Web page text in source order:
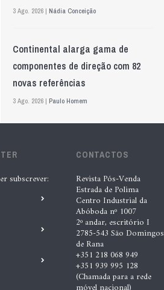
3 Ago. 2026 | Nádia Conceição
Continental alarga gama de
componentes de direção com 82
novas referências
3 Ago. 2026 | Paulo Homem
controlo de qualidade
5 Ago. 2026 | Nádia Conceição
GS Pro Tyres assume representação
exclusiva da Laufenn em Portugal
Paulo Homem
Wolf mostra nova geração de
subscrever:
CONTACTOS
Revista Pós-Venda
Estrada de Polima
Centro Industrial da
Abóboda nº 1007
2º andar, escritório I
2785-543 São Domingos
de Rana
+351 218 068 949
+351 939 995 128
(Chamada para a rede